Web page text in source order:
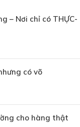
– Nơi chỉ có THỰC-
có võ
cho hàng thật